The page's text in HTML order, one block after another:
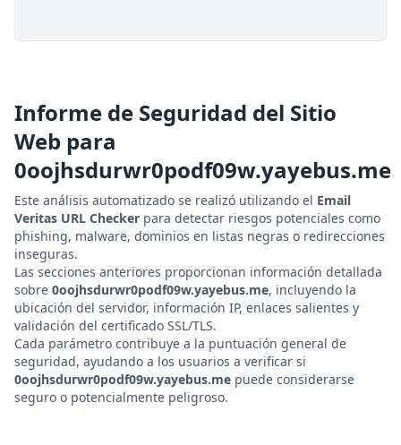
Informe de Seguridad del Sitio
Web para
0oojhsdurwr0podf09w.yayebus.me
Este análisis automatizado se realizó utilizando el Email
Veritas URL Checker para detectar riesgos potenciales como
phishing, malware, dominios en listas negras o redirecciones
inseguras.
Las secciones anteriores proporcionan información detallada
sobre 0oojhsdurwr0podf09w.yayebus.me, incluyendo la
ubicación del servidor, información IP, enlaces salientes y
validación del certificado SSL/TLS.
Cada parámetro contribuye a la puntuación general de
seguridad, ayudando a los usuarios a verificar si
0oojhsdurwr0podf09w.yayebus.me puede considerarse
seguro o potencialmente peligroso.